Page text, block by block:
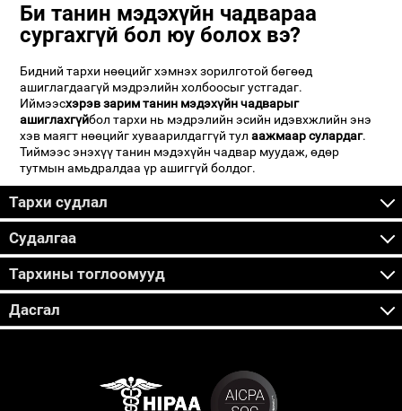
Би танин мэдэхүйн чадвараа
сургахгүй бол юу болох вэ?
Бидний тархи нөөцийг хэмнэх зорилготой бөгөөд
ашиглагдаагүй мэдрэлийн холбоосыг устгадаг.
Иймээсхэрэв зарим танин мэдэхүйн чадварыг
ашиглахгүйбол тархи нь мэдрэлийн эсийн идэвхжлийн энэ
хэв маягт нөөцийг хуваарилдаггүй тулаажмаар сулардаг.
Тиймээс энэхүү танин мэдэхүйн чадвар муудаж, өдөр
тутмын амьдралдаа үр ашиггүй болдог.
Тархи судлал
Судалгаа
Тархины тоглоомууд
Дасгал